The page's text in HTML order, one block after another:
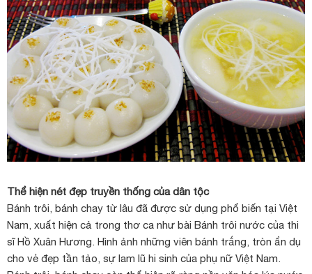
Thể hiện nét đẹp truyền thống của dân tộc
Bánh trôi, bánh chay từ lâu đã được sử dụng phổ biến tại Việt
Nam, xuất hiện cả trong thơ ca như bài Bánh trôi nước của thi
sĩ Hồ Xuân Hương. Hình ảnh những viên bánh trắng, tròn ẩn dụ
cho vẻ đẹp tần tảo, sự lam lũ hi sinh của phụ nữ Việt Nam.